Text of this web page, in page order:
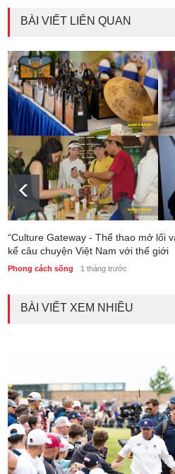
BÀI VIẾT LIÊN QUAN
“Culture Gateway - Thể thao mở lối
kể câu chuyện Việt Nam với thế giới
Phong cách sống 1 tháng trước
BÀI VIẾT XEM NHIỀU